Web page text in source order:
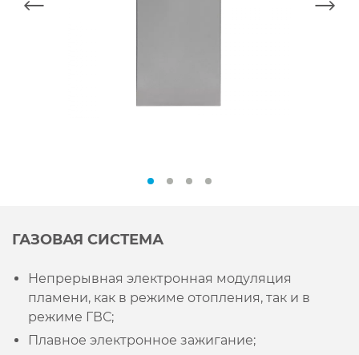
ГАЗОВАЯ СИСТЕМА
Непрерывная электронная модуляция
пламени, как в режиме отопления, так и в
режиме ГВС;
Плавное электронное зажигание;